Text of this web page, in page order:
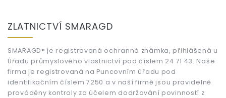
ZLATNICTVÍ SMARAGD
SMARAGD® je registrovaná ochranná známka, přihlášená u
Úřadu průmyslového vlastnictví pod číslem 24 71 43. Naše
firma je registrovaná na Puncovním úřadu pod
identifikačním číslem 7250 a v naší firmě jsou pravidelně
prováděny kontroly za účelem dodržování povinností z